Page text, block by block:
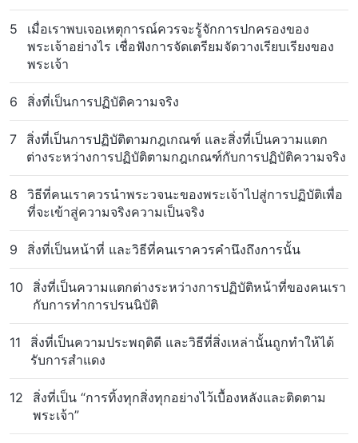
5
เมื่อเราพบเจอเหตุการณ์ควรจะรู้จักการปกครองของ
พระเจ้าอย่างไร เชื่อฟังการจัดเตรียมจัดวางเรียบเรียงของ
พระเจ้า
6 สิ่งที่เป็นการปฏิบัติความจริง
7
สิ่งที่เป็นการปฏิบัติตามกฎเกณฑ์ และสิ่งที่เป็นความแตก
ต่างระหว่างการปฏิบัติตามกฎเกณฑ์กับการปฏิบัติความจริง
8
วิธีที่คนเราควรนำพระวจนะของพระเจ้าไปสู่การปฏิบัติเพื่อ
ที่จะเข้าสู่ความจริงความเป็นจริง
9 สิ่งที่เป็นหน้าที่ และวิธีที่คนเราควรคำนึงถึงการนั้น
10
สิ่งที่เป็นความแตกต่างระหว่างการปฏิบัติหน้าที่ของคนเรา
กับการทำการปรนนิบัติ
11
สิ่งที่เป็นความประพฤติดี และวิธีที่สิ่งเหล่านั้นถูกทำให้ได้
รับการสำแดง
12
สิ่งที่เป็น “การทิ้งทุกสิ่งทุกอย่างไว้เบื้องหลังและติดตาม
พระเจ้า”